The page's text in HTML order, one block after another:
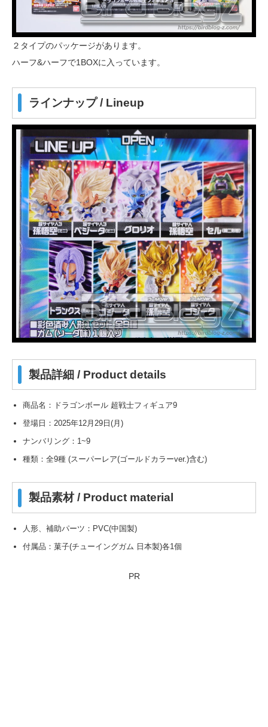
２タイプのパッケージがあります。
ハーフ&ハーフで1BOXに入っています。
ラインナップ / Lineup
製品詳細 / Product details
商品名：ドラゴンボール 超戦士フィギュア9
登場日：2025年12月29日(月)
ナンバリング：1~9
種類：全9種 (スーパーレア(ゴールドカラーver.)含む)
製品素材 / Product material
人形、補助パーツ：PVC(中国製)
付属品：菓子(チューイングガム 日本製)各1個
PR